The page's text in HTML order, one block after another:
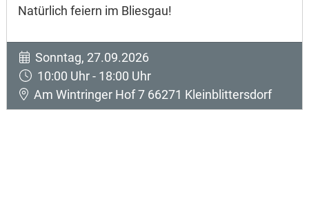
Natürlich feiern im Bliesgau!
Sonntag, 27.09.2026
10:00 Uhr - 18:00 Uhr
Am Wintringer Hof 7 66271 Kleinblittersdorf